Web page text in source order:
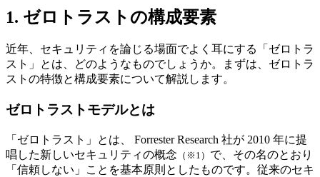
1. ゼロトラストの構成要素
近年、セキュリティを論じる場面でよく耳にする「ゼロトラ
スト」とは、どのようなものでしょうか。まずは、ゼロトラ
ストの特徴と構成要素について解説します。
ゼロトラストモデルとは
「ゼロトラスト」とは、 Forrester Research 社が 2010 年に提
唱した新しいセキュリティの概念 （※1） で、その名のとおり
「信頼しない」ことを基本原則としたものです。従来のセキ